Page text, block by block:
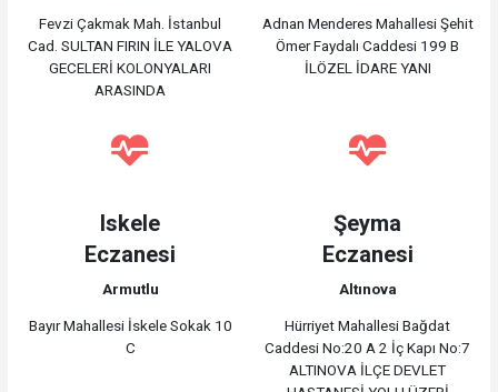
Fevzi Çakmak Mah. İstanbul
Cad. SULTAN FIRIN İLE YALOVA
GECELERİ KOLONYALARI
ARASINDA
Adnan Menderes Mahallesi Şehit
Ömer Faydalı Caddesi 199 B
İLÖZEL İDARE YANI
Iskele
Eczanesi
Armutlu
Bayır Mahallesi İskele Sokak 10
C
Şeyma
Eczanesi
Altınova
Hürriyet Mahallesi Bağdat
Caddesi No:20 A 2 İç Kapı No:7
ALTINOVA İLÇE DEVLET